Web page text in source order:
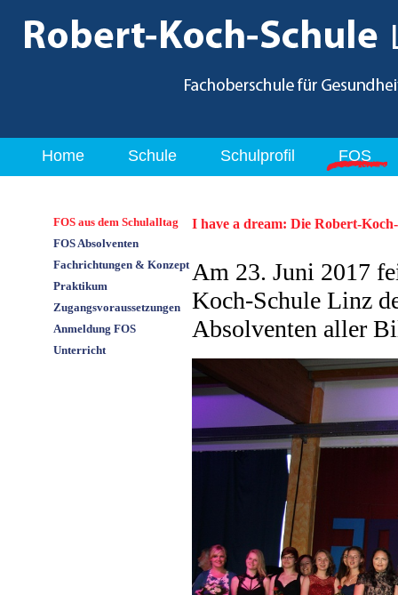
Home Schule Schulprofil FOS
FOS aus dem Schulalltag
FOS Absolventen
Fachrichtungen & Konzept
Praktikum
Zugangsvoraussetzungen
Anmeldung FOS
Unterricht
I have a dream: Die Robert-
Am 23. Juni 2017
Koch-Schule Linz
Absolventen aller